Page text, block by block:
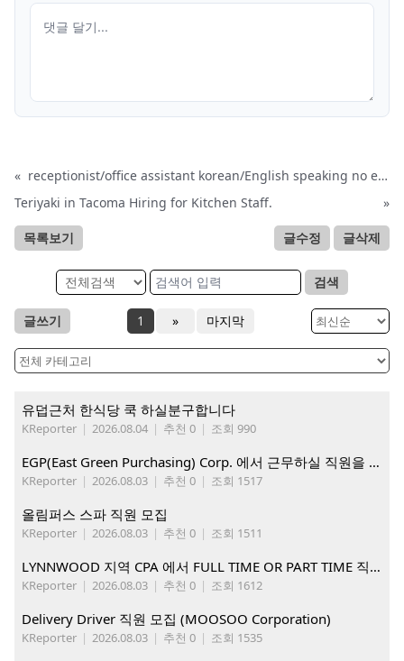
«
receptionist/office assistant korean/English speaking no experience necessary asap tacoma
Teriyaki in Tacoma Hiring for Kitchen Staff.
»
목록보기 글수정 글삭제
검색
글쓰기 1 » 마지막
유덥근처 한식당 쿡 하실분구합니다
KReporter | 2026.08.04 | 추천 0 | 조회 990
EGP(East Green Purchasing) Corp. 에서 근무하실 직원을 아래와 같이 모집합니다.
KReporter | 2026.08.03 | 추천 0 | 조회 1517
올림퍼스 스파 직원 모집
KReporter | 2026.08.03 | 추천 0 | 조회 1511
LYNNWOOD 지역 CPA 에서 FULL TIME OR PART TIME 직원을 찾습니다
KReporter | 2026.08.03 | 추천 0 | 조회 1612
Delivery Driver 직원 모집 (MOOSOO Corporation)
KReporter | 2026.08.03 | 추천 0 | 조회 1535